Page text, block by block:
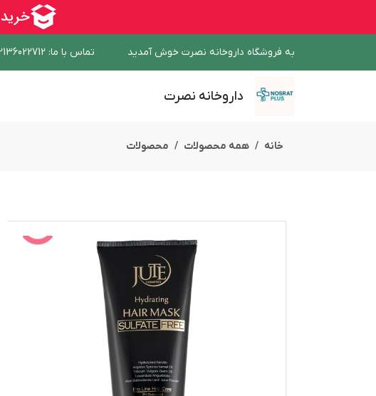
به فروشگاه داروخانه نصرت خوش آمدید تماس با ما:
داروخانه نصرت
خانه همه محصولات محصولات
ســــریع